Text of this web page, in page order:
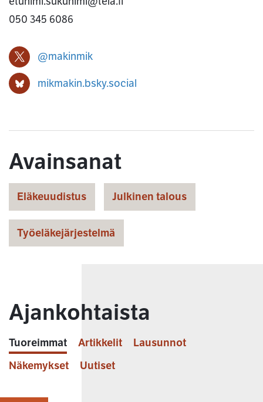
050 345 6086
@makinmik
Mikko Mäkinen X-profiili
mikmakin.bsky.social
Mikko Mäkinen Bluesky-profiili
Avainsanat
Eläkeuudistus Julkinen talous
Työeläkejärjestelmä
Ajankohtaista
Tuoreimmat Artikkelit
Lausunnot
Näkemykset
Uutiset